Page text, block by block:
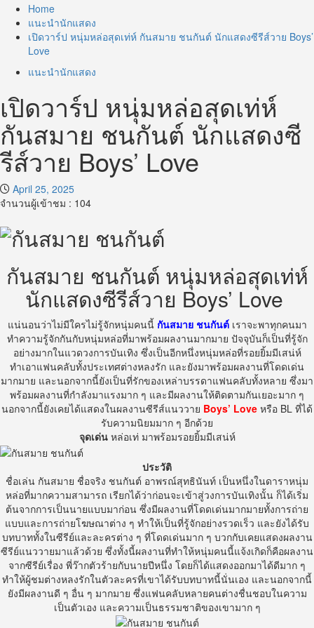
Home
แนะนำนักแสดง
เปิดวาร์ป หนุ่มหล่อสุดเท่ห์ กันสมาย ชนกันต์ นักแสดงซีรีส์วาย Boys’
Love
แนะนำนักแสดง
เปิดวาร์ป หนุ่มหล่อสุดเท่ห์
กันสมาย ชนกันต์ นักแสดงซี
รีส์วาย Boys’ Love
April 25, 2025
จำนวนผู้เข้าชม : 104
กันสมาย ชนกันต์ หนุ่มหล่อสุดเท่ห์
นักแสดงซีรีส์วาย Boys’ Love
แน่นอนว่าไม่มีใครไม่รู้จักหนุ่มคนนี้ กันสมาย ชนกันต์ เราจะพาทุกคนมา
ทำความรู้จักกันกับหนุ่มหล่อที่มาพร้อมผลงานมากมาย ปัจจุบันก็เป็นที่รู้จัก
อย่างมากในแวดวงการบันเทิง ซึ่งเป็นอีกหนึ่งหนุ่มหล่อที่รอยยิ้มมีเสน่ห์
ทำเอาแฟนคลับทั้งประเทศต่างหลงรัก และยังมาพร้อมผลงานที่โดดเด่น
มากมาย และนอกจากนี้ยังเป็นที่รักของเหล่าบรรดาแฟนคลับทั้งหลาย ซึ่งมา
พร้อมผลงานที่กำลังมาแรงมาก ๆ และมีผลงานให้ติดตามกันเยอะมาก ๆ
นอกจากนี้ยังเคยได้แสดงในผลงานซีรีส์แนววาย Boys’ Love หรือ BL ที่ได้
รับความนิยมมาก ๆ อีกด้วย
จุดเด่น หล่อเท่ มาพร้อมรอยยิ้มมีเสน่ห์
ประวัติ
ชื่อเล่น กันสมาย ชื่อจริง ชนกันต์ อาพรณ์สุทธินันท์ เป็นหนึ่งในดาราหนุ่ม
หล่อที่มากความสามารถ เรียกได้ว่าก่อนจะเข้าสู่วงการบันเทิงนั้น ก็ได้เริ่ม
ต้นจากการเป็นนายแบบมาก่อน ซึ่งมีผลงานที่โดดเด่นมากมายทั้งการถ่าย
แบบและการถ่ายโฆษณาต่าง ๆ ทำให้เป็นที่รู้จักอย่างรวดเร็ว และยังได้รับ
บทบาททั้งในซีรีย์และละครต่าง ๆ ที่โดดเด่นมาก ๆ บวกกับเคยแสดงผลงาน
ซีรีย์แนววายมาแล้วด้วย ซึ่งทั้งนี้ผลงานที่ทำให้หนุ่มคนนี้แจ้งเกิดก็คือผลงาน
จากซีรีย์เรื่อง พี่ว๊ากตัวร้ายกับนายปีหนึ่ง โดยก็ได้แสดงออกมาได้ดีมาก ๆ
ทำให้ผู้ชมต่างหลงรักในตัวละครที่เขาได้รับบทบาทนี้นั่นเอง และนอกจากนี้
ยังมีผลงานดี ๆ อื่น ๆ มากมาย ซึ่งแฟนคลับหลายคนต่างชื่นชอบในความ
เป็นตัวเอง และความเป็นธรรมชาติของเขามาก ๆ